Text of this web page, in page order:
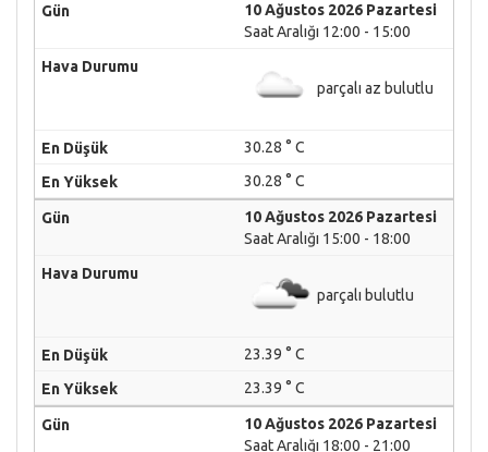
10 Ağustos 2026 Pazartesi
Saat Aralığı 12:00 - 15:00
parçalı az bulutlu
30.28 ° C
30.28 ° C
10 Ağustos 2026 Pazartesi
Saat Aralığı 15:00 - 18:00
parçalı bulutlu
23.39 ° C
23.39 ° C
10 Ağustos 2026 Pazartesi
Saat Aralığı 18:00 - 21:00